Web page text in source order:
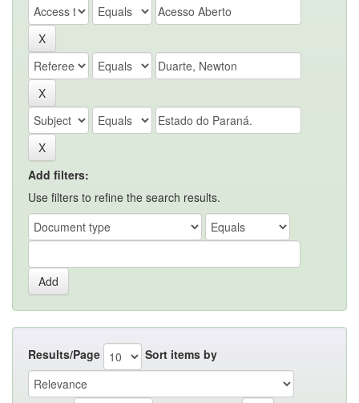
Add filters:
Use filters to refine the search results.
Results/Page Sort items by